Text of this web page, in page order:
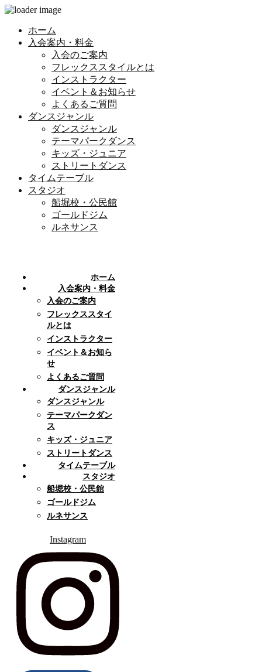
ホーム
入会案内・料金
入会のご案内
フレックススタイルとは
インストラクター
イベント＆お知らせ
よくあるご質問
ダンスジャンル
ダンスジャンル
テーマパークダンス
キッズ・ジュニア
ストリートダンス
タイムテーブル
スタジオ
船堀校・公民館
ゴールドジム
ルネサンス
ホーム
入会案内・料金
入会のご案内
フレックススタイ
ルとは
インストラクター
イベント＆お知ら
せ
よくあるご質問
ダンスジャンル
ダンスジャンル
テーマパークダン
ス
キッズ・ジュニア
ストリートダンス
タイムテーブル
スタジオ
船堀校・公民館
ゴールドジム
ルネサンス
Instagram